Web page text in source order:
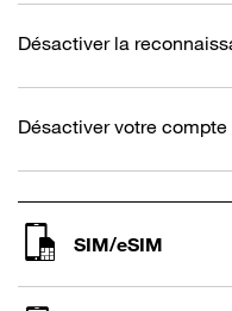
Désactiver la
Désactiver votre
SIM/eSIM